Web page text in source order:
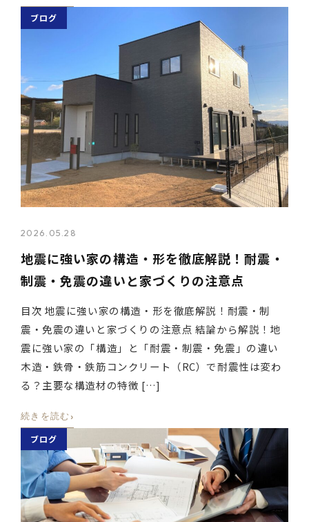
ブログ
2026.05.28
地震に強い家の構造・形を徹底解説！耐震・
制震・免震の違いと家づくりの注意点
目次 地震に強い家の構造・形を徹底解説！耐震・制
震・免震の違いと家づくりの注意点 結論から解説！地
震に強い家の「構造」と「耐震・制震・免震」の違い
木造・鉄骨・鉄筋コンクリート（RC）で耐震性は変わ
る？主要な構造材の特徴 […]
続きを読む ›
ブログ